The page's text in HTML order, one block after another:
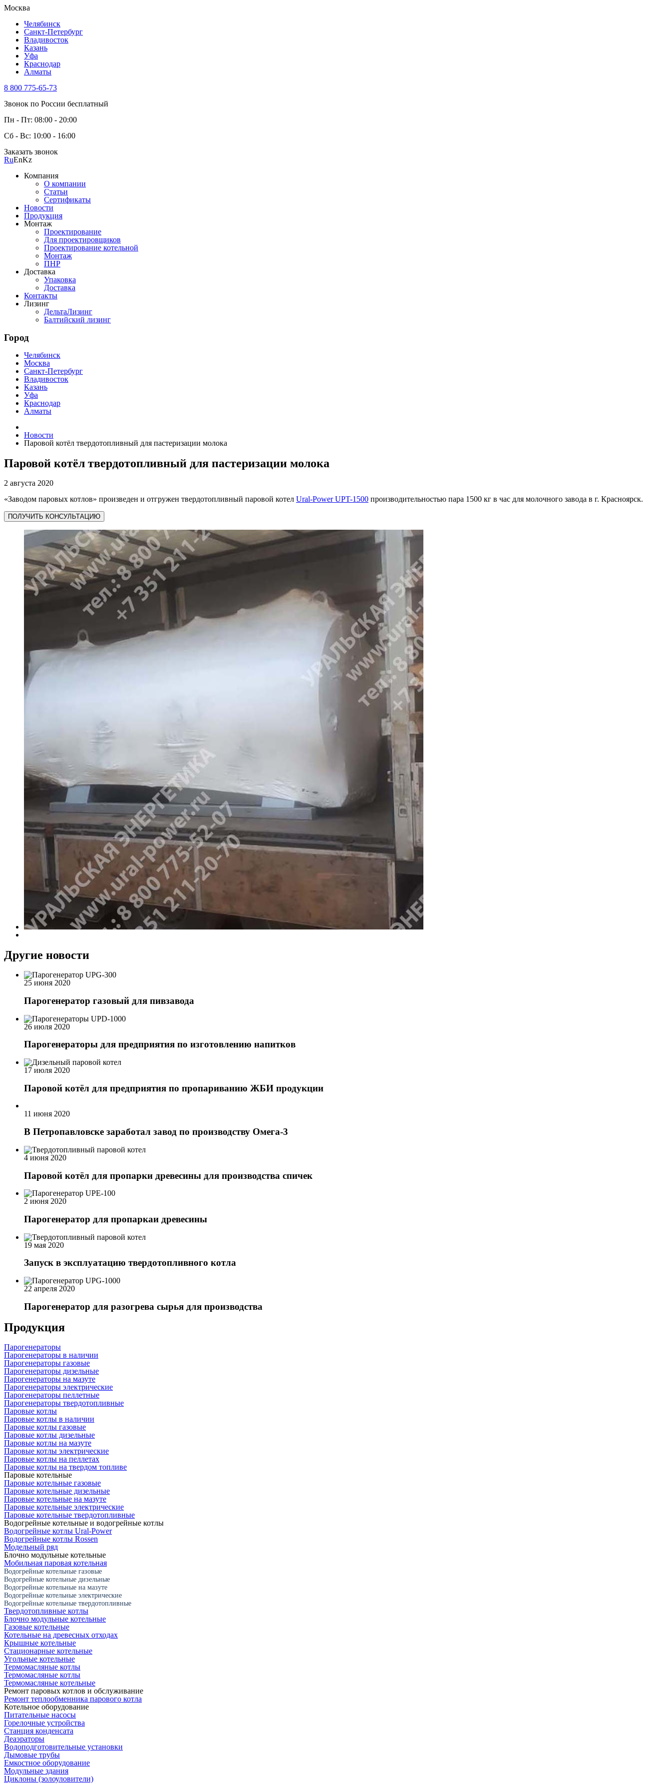
Москва
Челябинск
Санкт-Петербург
Владивосток
Казань
Уфа
Краснодар
Алматы
8 800 775-65-73
Звонок по России бесплатный
Пн - Пт: 08:00 - 20:00
Сб - Вс: 10:00 - 16:00
Заказать звонок
RuEnKz
Компания
О компании
Статьи
Сертификаты
Новости
Продукция
Монтаж
Проектирование
Для проектировщиков
Проектирование котельной
Монтаж
ПНР
Доставка
Упаковка
Доставка
Контакты
Лизинг
ДельтаЛизинг
Балтийский лизинг
Город
Челябинск
Москва
Санкт-Петербург
Владивосток
Казань
Уфа
Краснодар
Алматы
Новости
Паровой котёл твердотопливный для пастеризации молока
Паровой котёл твердотопливный для пастеризации молока
2 августа 2020
«Заводом паровых котлов» произведен и отгружен твердотопливный паровой котел Ural-Power UPT-1500 производительностью пара 1500 кг в час для молочного завода в г. Красноярск.
ПОЛУЧИТЬ КОНСУЛЬТАЦИЮ
Другие новости
25 июня 2020
Парогенератор газовый для пивзавода
26 июля 2020
Парогенераторы для предприятия по изготовлению напитков
17 июля 2020
Паровой котёл для предприятия по пропариванию ЖБИ продукции
11 июня 2020
В Петропавловске заработал завод по производству Омега-3
4 июня 2020
Паровой котёл для пропарки древесины для производства спичек
2 июня 2020
Парогенератор для пропаркаи древесины
19 мая 2020
Запуск в эксплуатацию твердотопливного котла
22 апреля 2020
Парогенератор для разогрева сырья для производства
Продукция
Парогенераторы
Парогенераторы в наличии
Парогенераторы газовые
Парогенераторы дизельные
Парогенераторы на мазуте
Парогенераторы электрические
Парогенераторы пеллетные
Парогенераторы твердотопливные
Паровые котлы
Паровые котлы в наличии
Паровые котлы газовые
Паровые котлы дизельные
Паровые котлы на мазуте
Паровые котлы электрические
Паровые котлы на пеллетах
Паровые котлы на твердом топливе
Паровые котельные
Паровые котельные газовые
Паровые котельные дизельные
Паровые котельные на мазуте
Паровые котельные электрические
Паровые котельные твердотопливные
Водогрейные котельные и водогрейные котлы
Водогрейные котлы Ural-Power
Водогрейные котлы Rossen
Модельный ряд
Блочно модульные котельные
Мобильная паровая котельная
Водогрейные котельные газовые
Водогрейные котельные дизельные
Водогрейные котельные на мазуте
Водогрейные котельные электрические
Водогрейные котельные твердотопливные
Твердотопливные котлы
Блочно модульные котельные
Газовые котельные
Котельные на древесных отходах
Крышные котельные
Стационарные котельные
Угольные котельные
Термомасляные котлы
Термомасляные котлы
Термомасляные котельные
Ремонт паровых котлов и обслуживание
Ремонт теплообменника парового котла
Котельное оборудование
Питательные насосы
Горелочные устройства
Станция конденсата
Деаэраторы
Водоподготовительные установки
Дымовые трубы
Емкостное оборудование
Mодульные здания
Циклоны (золоуловители)